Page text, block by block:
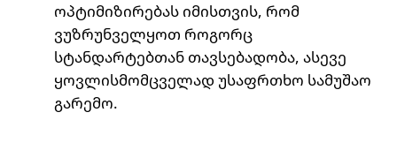
ოპტიმიზირებას იმისთვის, რომ
ვუზრუნველყოთ როგორც
სტანდარტებთან თავსებადობა, ასევე
ყოვლისმომცველად უსაფრთხო სამუშაო
გარემო.